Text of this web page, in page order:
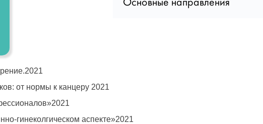
2007г. Винницкий
Основные направления
от нормы к канцеру 2021
гинеколгическом аспекте»2021